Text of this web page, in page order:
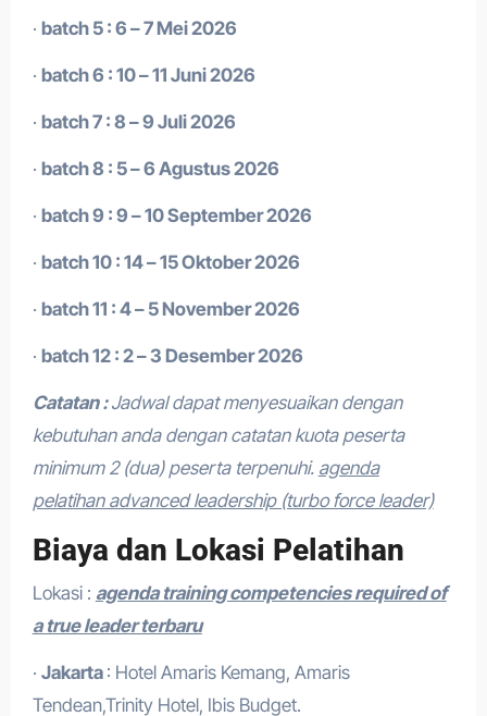
· batch 5 : 6 – 7 Mei 2026
· batch 6 : 10 – 11 Juni 2026
· batch 7 : 8 – 9 Juli 2026
· batch 8 : 5 – 6 Agustus 2026
· batch 9 : 9 – 10 September 2026
· batch 10 : 14 – 15 Oktober 2026
· batch 11 : 4 – 5 November 2026
· batch 12 : 2 – 3 Desember 2026
Catatan :Jadwal dapat menyesuaikan dengan
kebutuhan anda dengan catatan kuota peserta
minimum 2 (dua) peserta terpenuhi. agenda
pelatihan advanced leadership (turbo force leader)
Biaya dan Lokasi Pelatihan
Lokasi : agenda training competencies required of
a true leader terbaru
· Jakarta : Hotel Amaris Kemang, Amaris
Tendean,Trinity Hotel, Ibis Budget.